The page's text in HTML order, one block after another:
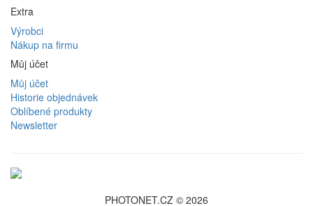
Extra
Výrobci
Nákup na firmu
Můj účet
Můj účet
Historie objednávek
Oblíbené produkty
Newsletter
PHOTONET.CZ © 2026